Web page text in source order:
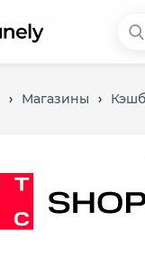
› Магазины ›